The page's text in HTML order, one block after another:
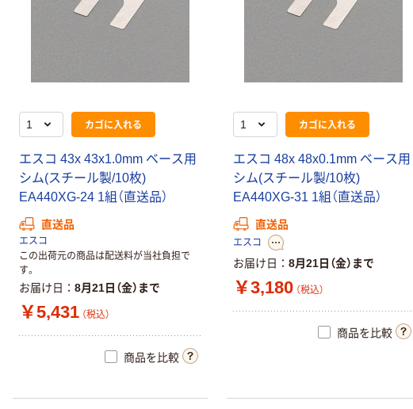
カゴに入れる
エスコ 43x 43x1.0mm ベース用
シム(スチール製/10枚)
EA440XG-24 1組（直送品）
直送品
エスコ
この出荷元の商品は配送料が当社負担で
す。
お届け日 8月21日（金）まで
￥5,431 （税込）
商品を比較
カゴに入れる
エスコ 48x 48x0.1mm ベース用
シム(スチール製/10枚)
EA440XG-31 1組（直送品）
直送品
エスコ
お届け日 8月21日（金）まで
￥3,180 （税込）
商品を比較